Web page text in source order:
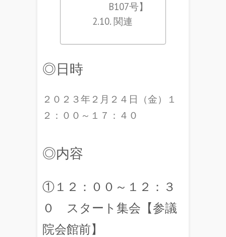
B107号】
関連
◎日時
２０２３年２月２４日（金）１
２：００～１７：４０
◎内容
①１２：００～１２：３
０ スタート集会【参議
院会館前】